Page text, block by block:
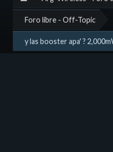
Foro libre - Off-Topic
y las booster apa' ?